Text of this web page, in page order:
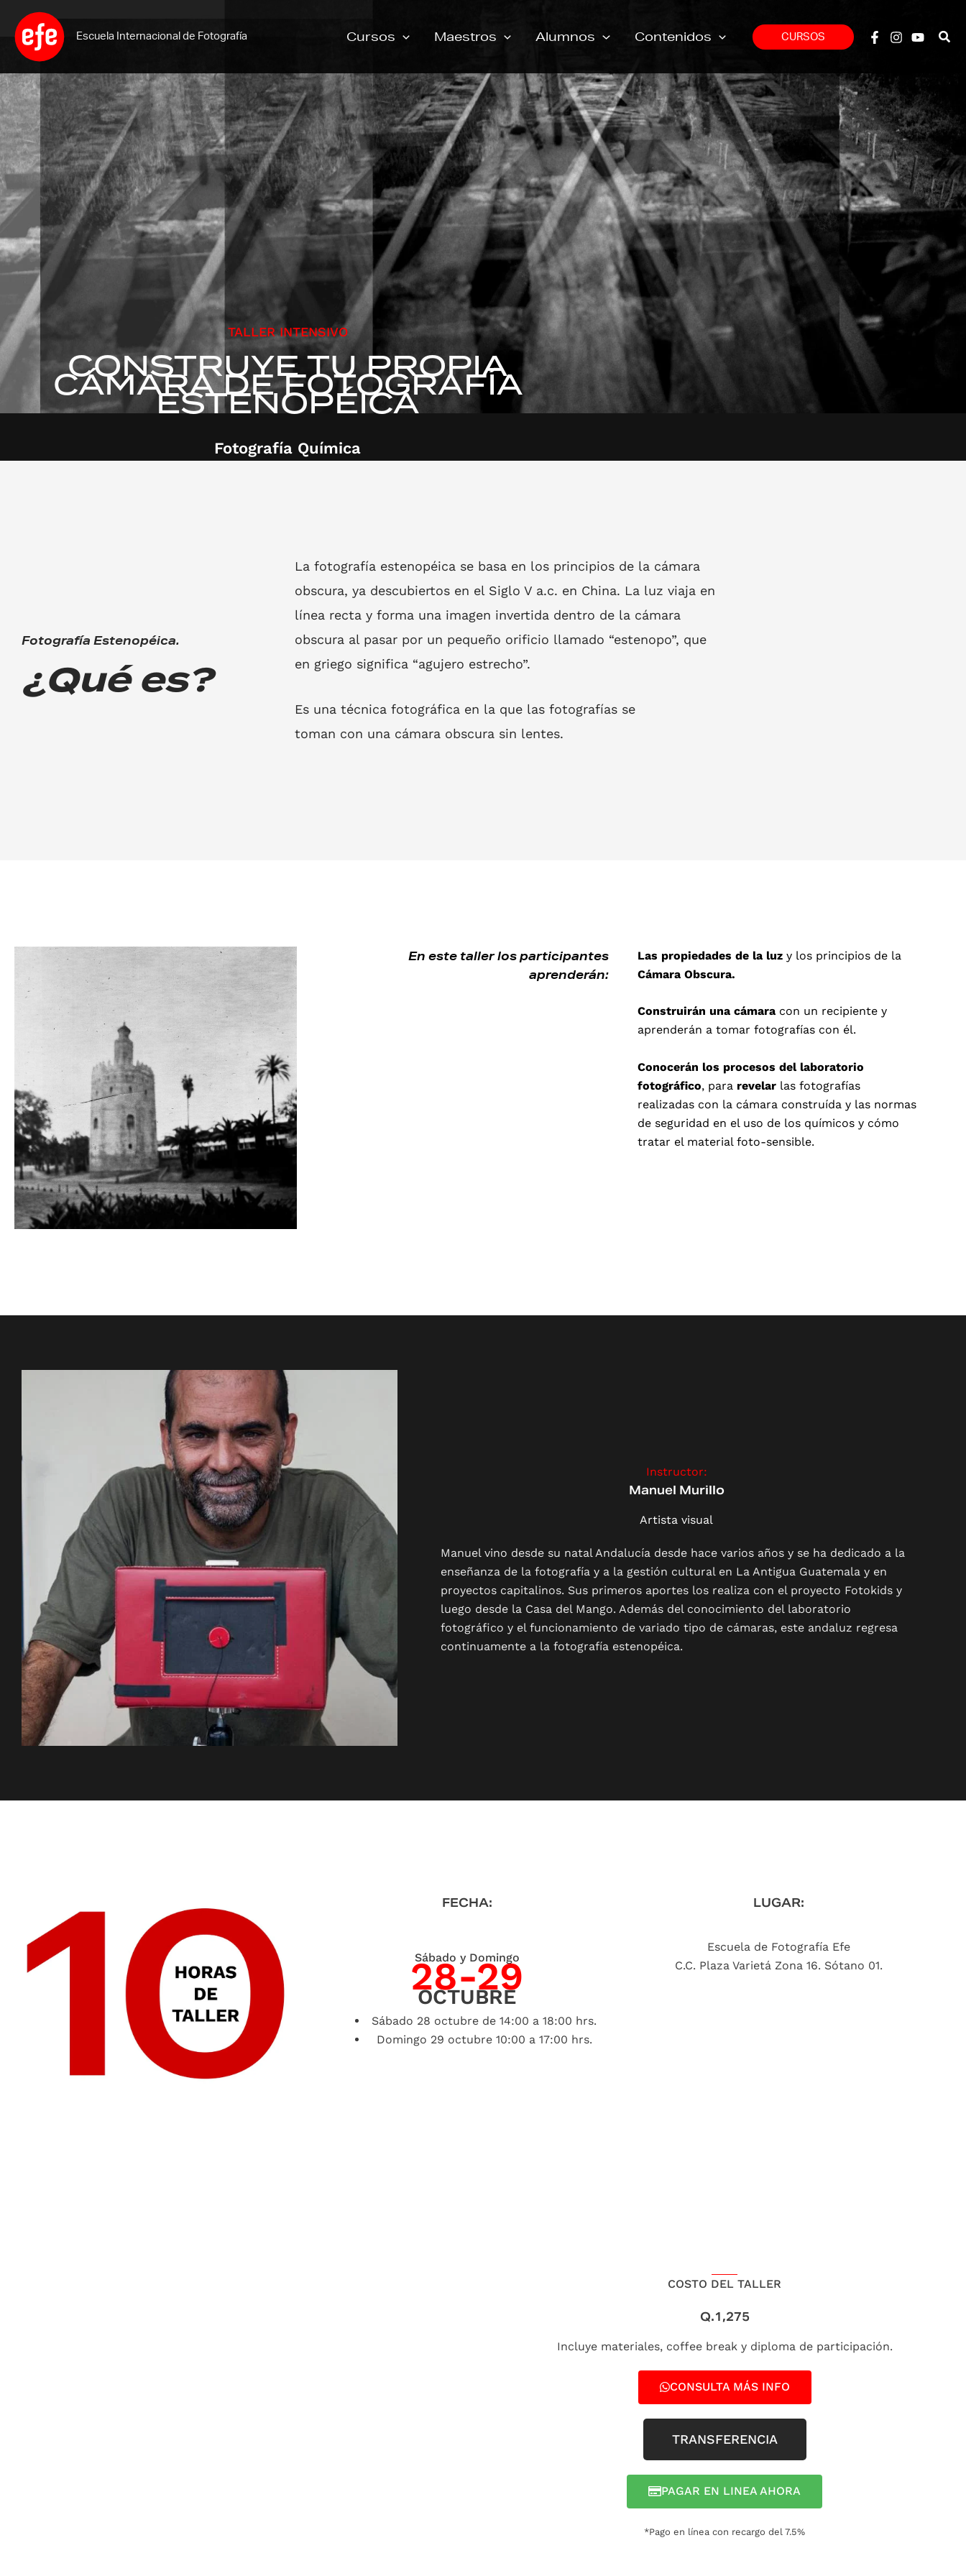
contenido
Escuela Internacional de Fotografía Cursos Maestros Alumnos Contenidos CURSOS
TALLER INTENSIVO
CONSTRUYE TU PROPIA
CÁMARA DE FOTOGRAFÍA
ESTENOPÉICA
Fotografía Química
Fotografía Estenopéica.
¿Qué es?
La fotografía estenopéica se basa en los principios de la cámara
obscura, ya descubiertos en el Siglo V a.c. en China. La luz viaja en
línea recta y forma una imagen invertida dentro de la cámara
obscura al pasar por un pequeño orificio llamado “estenopo”, que
en griego significa “agujero estrecho”.
Es una técnica fotográfica en la que las fotografías se
toman con una cámara obscura sin lentes.
En este taller los participantes
aprenderán:
Las propiedades de la luzy los principios de la
Cámara Obscura.
Construirán una cámaracon un recipiente y
aprenderán a tomar fotografías con él.
Conocerán los procesos del laboratorio
fotográfico, para revelarlas fotografías
realizadas con la cámara construída y las normas
de seguridad en el uso de los químicos y cómo
tratar el material foto-sensible.
Instructor:
Manuel Murillo
Artista visual
Manuel vino desde su natal Andalucía desde hace varios años y se ha dedicado a la
enseñanza de la fotografía y a la gestión cultural en La Antigua Guatemala y en
proyectos capitalinos. Sus primeros aportes los realiza con el proyecto Fotokids y
luego desde la Casa del Mango. Además del conocimiento del laboratorio
fotográfico y el funcionamiento de variado tipo de cámaras, este andaluz regresa
continuamente a la fotografía estenopéica.
FECHA:
Sábado y Domingo
28-29
OCTUBRE
Sábado 28 octubre de 14:00 a 18:00 hrs.
Domingo 29 octubre 10:00 a 17:00 hrs.
LUGAR:
Escuela de Fotografía Efe
C.C. Plaza Varietá Zona 16. Sótano 01.
COSTO DEL TALLER
Q.1,275
Incluye materiales, coffee break y diploma de participación.
CONSULTA MÁS INFO
TRANSFERENCIA
PAGAR EN LINEA AHORA
*Pago en línea con recargo del 7.5%